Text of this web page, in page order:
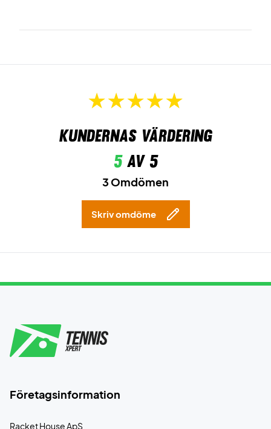
Kundernas värdering
5av 5
3 Omdömen
Skriv omdöme
Företagsinformation
Racket House ApS